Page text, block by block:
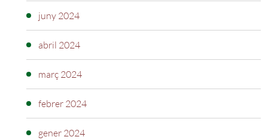
juny 2024
abril 2024
març 2024
febrer 2024
gener 2024